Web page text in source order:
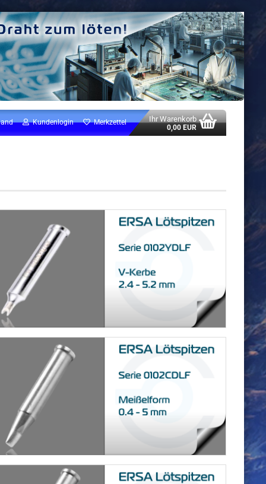
Ihr Warenkorb
0,00 EUR
Kundenlogin Merkzettel